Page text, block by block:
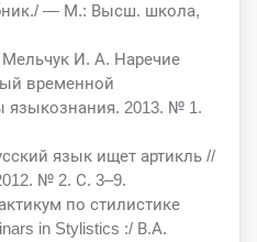
— М.: Высш. школа,
И. А. Наречие
временной
языкознания. 2013. № 1.
язык ищет артикль //
№ 2. С. 3–9.
по стилистике
in Stylistics :/ В.А.